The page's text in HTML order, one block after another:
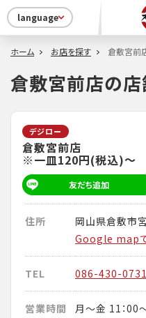
language
ホーム お店を探す 倉敷宮前
倉敷宮前店の
デジロー
倉敷宮前店
※一皿120円(税込)～
友だち追加
住所
岡山県倉敷市
Google map
TEL 086-430-0731
営業時間
月～金 11：00